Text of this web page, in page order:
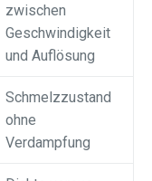
zwischen
Geschwindigkeit
und Auflösung
Schmelzzustand
ohne
Verdampfung